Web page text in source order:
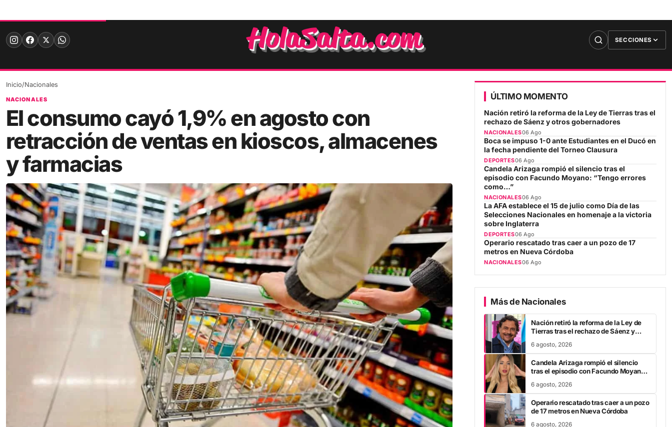
content
SECCIONES
NACIONALES
El consumo cayó 1,9% en agosto con
retracción de ventas en kioscos, almacenes
y farmacias
ÚLTIMO MOMENTO
Nación retiró la reforma de la Ley de Tierras tras el
rechazo de Sáenz y otros gobernadores
NACIONALES06 Ago
Boca se impuso 1-0 ante Estudiantes en el Ducó en
la fecha pendiente del Torneo Clausura
DEPORTES06 Ago
Candela Arizaga rompió el silencio tras el
episodio con Facundo Moyano: “Tengo errores
como…”
NACIONALES
La AFA establece el 15 de julio como Día de las
Selecciones Nacionales en homenaje a la victoria
sobre Inglaterra
DEPORTES06 Ago
Operario rescatado tras caer a un pozo de 17
metros en Nueva Córdoba
NACIONALES06 Ago
Más de Nacionales
Tierras tras el rechazo de Sáenz y
otros gobernadores
6 agosto, 2026
Candela Arizaga rompió el silencio
tras el episodio con Facundo Moyano:
“Tengo errores como…”
6 agosto, 2026
Operario rescatado tras caer a un pozo
de 17 metros en Nueva Córdoba
6 agosto, 2026